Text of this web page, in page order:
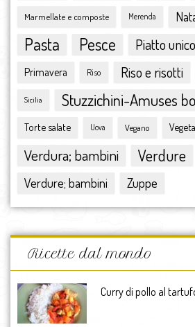
novembre 2015
ottobre 2015
agosto 2015
luglio 2015
maggio 2015
marzo 2015
febbraio 2015
dicembre 2014
novembre 2014
ottobre 2014
settembre 2014
agosto 2014
luglio 2014
giugno 2014
Marmellate e composte Merenda
Pasta Pesce Piatto unico
Primavera Riso Riso e risotti
Sicilia Stuzzichini-Amuses
Torte salate Uova Vegano
Verdura; bambini Verdure
Verdure; bambini Zuppe
Ricette dal mondo
Curry di pollo al